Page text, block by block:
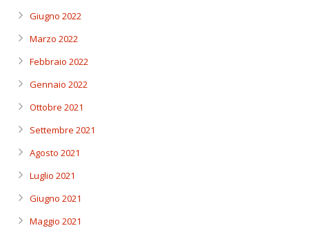
Giugno 2022
Marzo 2022
Febbraio 2022
Gennaio 2022
Ottobre 2021
Settembre 2021
Agosto 2021
Luglio 2021
Giugno 2021
Maggio 2021